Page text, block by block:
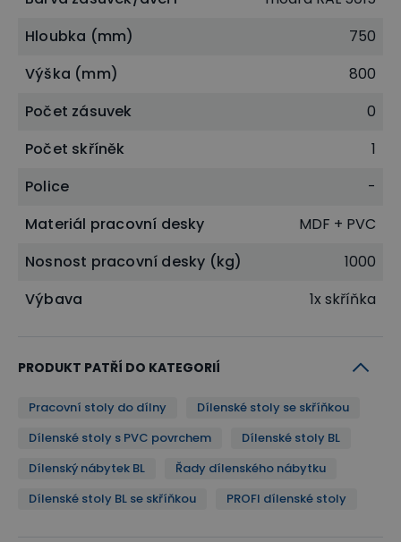
Hloubka (mm)
750
Výška (mm)
800
Počet zásuvek
0
Počet skříněk
1
Police
-
Materiál pracovní desky
MDF + PVC
Nosnost pracovní desky (kg)
1000
Výbava
1x skříňka
PRODUKT PATŘÍ DO KATEGORIÍ
Pracovní stoly do dílny
Dílenské stoly se skříňkou
Dílenské stoly s PVC povrchem
Dílenské stoly BL
Dílenský nábytek BL
Řady dílenského nábytku
Dílenské stoly BL se skříňkou
PROFI dílenské stoly